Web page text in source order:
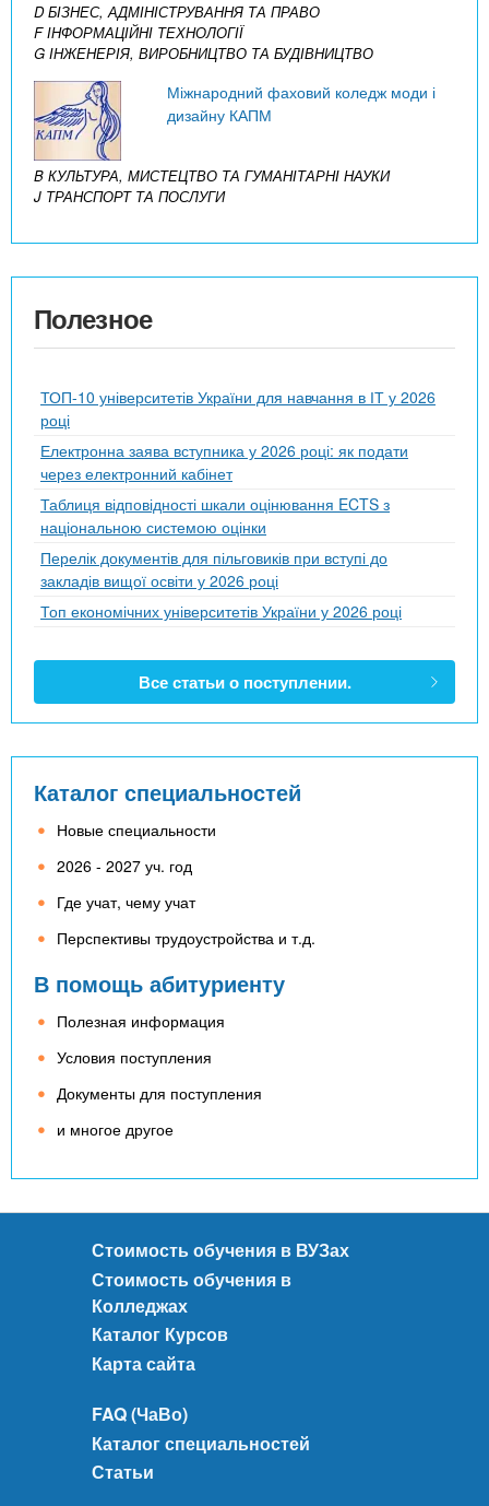
D БІЗНЕС, АДМІНІСТРУВАННЯ ТА ПРАВО
F ІНФОРМАЦІЙНІ ТЕХНОЛОГІЇ
G ІНЖЕНЕРІЯ, ВИРОБНИЦТВО ТА БУДІВНИЦТВО
Міжнародний фаховий коледж моди і
дизайну КАПМ
B КУЛЬТУРА, МИСТЕЦТВО ТА ГУМАНІТАРНІ НАУКИ
J ТРАНСПОРТ ТА ПОСЛУГИ
Полезное
ТОП-10 університетів України для навчання в ІТ у 2026
році
Електронна заява вступника у 2026 році: як подати
через електронний кабінет
Таблиця відповідності шкали оцінювання ECTS з
національною системою оцінки
Перелік документів для пільговиків при вступі до
закладів вищої освіти у 2026 році
Топ економічних університетів України у 2026 році
Все статьи о поступлении.
Каталог специальностей
Новые специальности
2026 - 2027 уч. год
Где учат, чему учат
Перспективы трудоустройства и т.д.
В помощь абитуриенту
Полезная информация
Условия поступления
Документы для поступления
и многое другое
Стоимость обучения в ВУЗах
Стоимость обучения в
Колледжах
Каталог Курсов
Карта сайта
FAQ (ЧаВо)
Каталог специальностей
Статьи